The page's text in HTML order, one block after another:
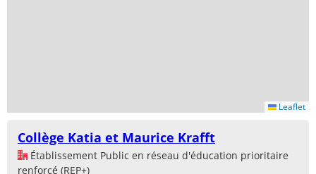
Leaflet
Collège Katia et Maurice Krafft
Établissement Public en réseau d'éducation prioritaire
renforcé (REP+)